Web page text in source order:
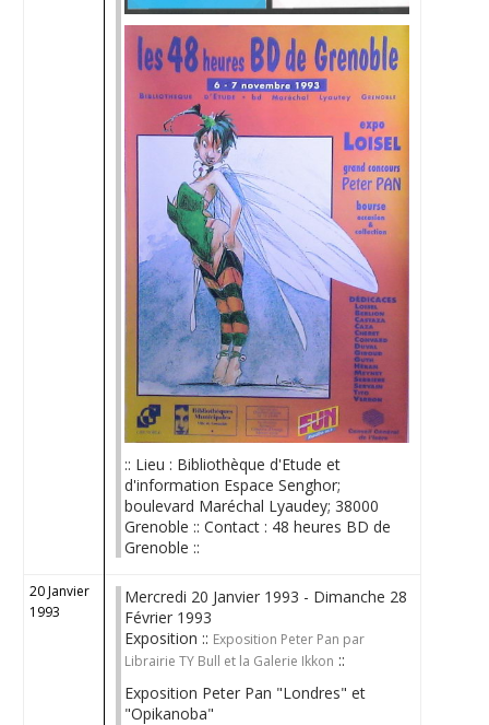
:: Lieu : Bibliothèque d'Etude et
d'information Espace Senghor;
boulevard Maréchal Lyaudey; 38000
Grenoble :: Contact : 48 heures BD de
Grenoble ::
20 Janvier
1993
Mercredi 20 Janvier 1993 - Dimanche 28
Février 1993
Exposition :: Exposition Peter Pan par
Librairie TY Bull et la Galerie Ikkon ::
Exposition Peter Pan "Londres" et
"Opikanoba"